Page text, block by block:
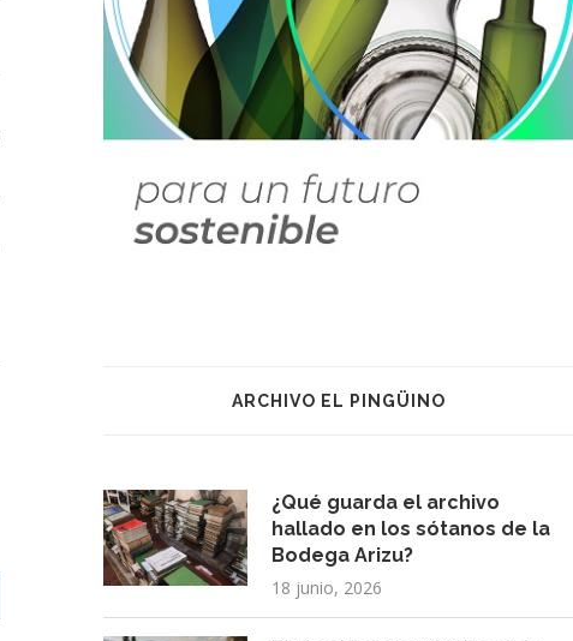
ARCHIVO EL PINGÜINO
¿Qué guarda el archivo
hallado en los sótanos de la
Bodega Arizu?
18 junio, 2026